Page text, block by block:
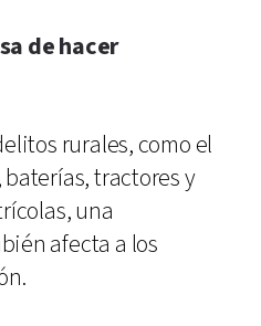
de hacer
rurales, como el
tractores y
una
afecta a los